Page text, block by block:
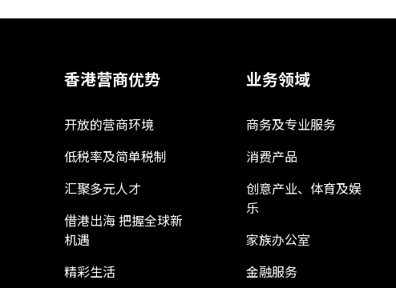
香港营商优势
开放的营商环境
低税率及简单税制
汇聚多元人才
借港出海 把握全球新
机遇
精彩生活
业务领域
商务及专业服务
消费产品
创意产业、体育及娱
乐
家族办公室
金融服务